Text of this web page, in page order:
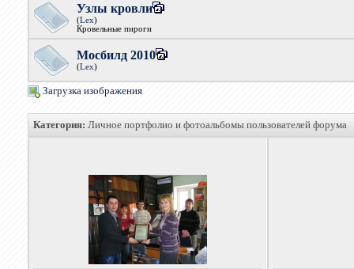
Узлы кровли
(Lex)
Кровельные пироги
Мосбилд 2010
(Lex)
Загрузка изображения
Категория: Личное портфолио и фотоальбомы пользователей форума